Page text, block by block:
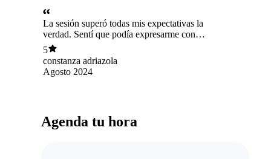
La sesión superó todas mis expectativas la
verdad. Sentí que podía expresarme con
libertad, sin juicios de por medio, una atención
muy empática e integral, dónde todas las partes
de tu historia y de tu ser cobran importancia y
para mí eso es importante. Todo muy bien
5
constanza adriazola
Agosto 2024
Agenda tu hora